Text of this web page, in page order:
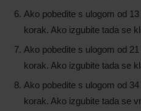
Ako pobedite s ulogom od
korak. Ako izgubite tada se
Ako pobedite s ulogom od
korak. Ako izgubite tada se
Ako pobedite s ulogom od
korak. Ako izgubite tada se